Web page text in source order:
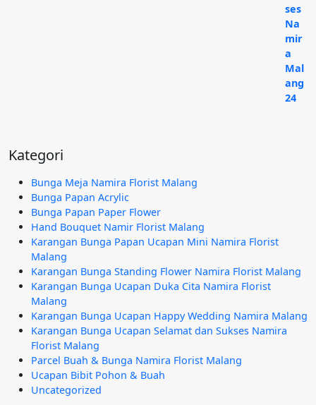
Kategori
Bunga Meja Namira Florist Malang
Bunga Papan Acrylic
Bunga Papan Paper Flower
Hand Bouquet Namir Florist Malang
Karangan Bunga Papan Ucapan Mini Namira Florist
Malang
Karangan Bunga Standing Flower Namira Florist Malang
Karangan Bunga Ucapan Duka Cita Namira Florist
Malang
Karangan Bunga Ucapan Happy Wedding Namira Malang
Karangan Bunga Ucapan Selamat dan Sukses Namira
Florist Malang
Parcel Buah & Bunga Namira Florist Malang
Ucapan Bibit Pohon & Buah
Uncategorized